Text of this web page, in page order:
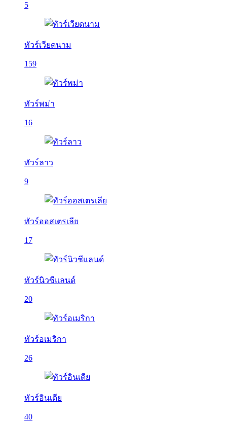
5
ทัวร์เวียดนาม
159
ทัวร์พม่า
16
ทัวร์ลาว
9
ทัวร์ออสเตรเลีย
17
ทัวร์นิวซีแลนด์
20
ทัวร์อเมริกา
26
ทัวร์อินเดีย
40